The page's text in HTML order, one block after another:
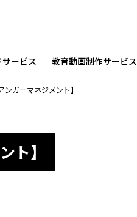
ービス 教育動画制作サービス
ンガーマネジメント】
ト】